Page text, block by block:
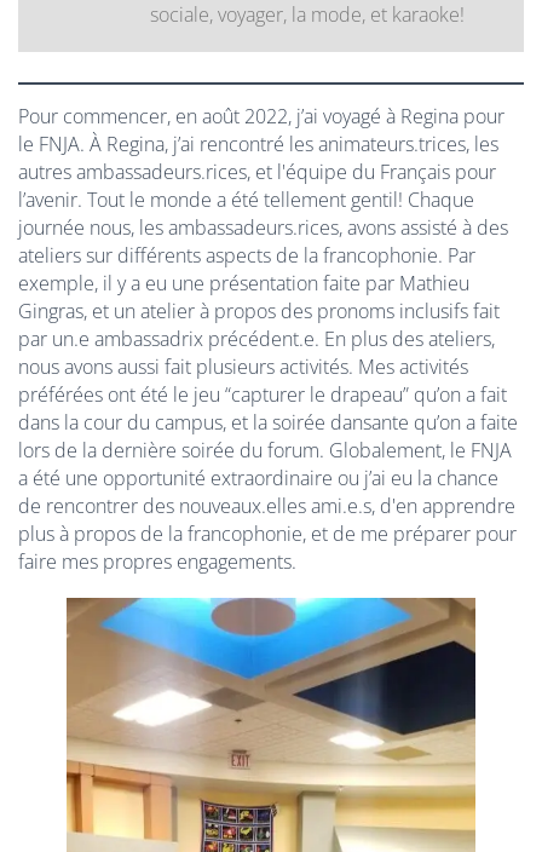
sociale, voyager, la mode, et karaoke!
Pour commencer, en août 2022, j’ai voyagé à Regina pour
le FNJA. À Regina, j’ai rencontré les animateurs.trices, les
autres ambassadeurs.rices, et l'équipe du Français pour
l’avenir. Tout le monde a été tellement gentil! Chaque
journée nous, les ambassadeurs.rices, avons assisté à des
ateliers sur différents aspects de la francophonie. Par
exemple, il y a eu une présentation faite par Mathieu
Gingras, et un atelier à propos des pronoms inclusifs fait
par un.e ambassadrix précédent.e. En plus des ateliers,
nous avons aussi fait plusieurs activités. Mes activités
préférées ont été le jeu “capturer le drapeau” qu’on a fait
dans la cour du campus, et la soirée dansante qu’on a faite
lors de la dernière soirée du forum. Globalement, le FNJA
a été une opportunité extraordinaire ou j’ai eu la chance
de rencontrer des nouveaux.elles ami.e.s, d'en apprendre
plus à propos de la francophonie, et de me préparer pour
faire mes propres engagements.